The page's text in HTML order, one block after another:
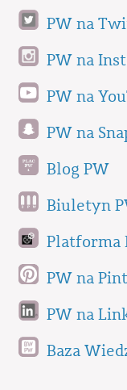
PW na
PW na
PW na
PW na
Blog PW
Biuletyn
Platforma
PW na
PW na
Baza